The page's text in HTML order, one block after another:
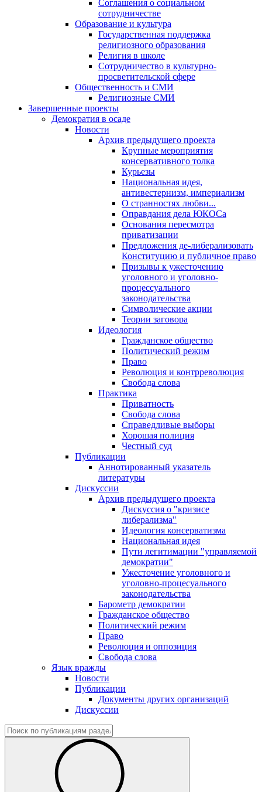
Соглашения о социальном
сотрудничестве
Образование и культура
Государственная поддержка
религиозного образования
Религия в школе
Сотрудничество в культурно-
просветительской сфере
Общественность и СМИ
Религиозные СМИ
Завершенные проекты
Демократия в осаде
Новости
Архив предыдущего проекта
Крупные мероприятия
консервативного толка
Курьезы
Национальная идея,
антивестернизм, империализм
О странностях любви...
Оправдания дела ЮКОСа
Основания пересмотра
приватизации
Предложения де-либерализовать
Конституцию и публичное право
Призывы к ужесточению
уголовного и уголовно-
процессуального
законодательства
Символические акции
Теории заговора
Идеология
Гражданское общество
Политический режим
Право
Революция и контрреволюция
Свобода слова
Практика
Приватность
Свобода слова
Справедливые выборы
Хорошая полиция
Честный суд
Публикации
Аннотированный указатель
литературы
Дискуссии
Архив предыдущего проекта
Дискуссия о "кризисе
либерализма"
Идеология консерватизма
Национальная идея
Пути легитимации "управляемой
демократии"
Ужесточение уголовного и
уголовно-процесуального
законодательства
Барометр демократии
Гражданское общество
Политический режим
Право
Революция и оппозиция
Свобода слова
Язык вражды
Новости
Публикации
Документы других организаций
Дискуссии